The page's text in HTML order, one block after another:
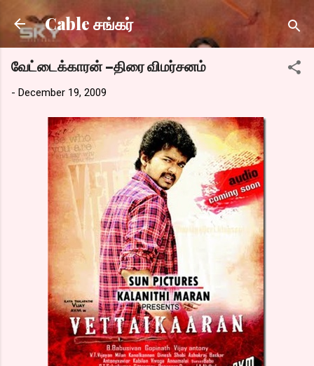
Skip to main content
Cable சங்கர்
வேட்டைக்காரன் –திரை விமர்சனம்
- December 19, 2009